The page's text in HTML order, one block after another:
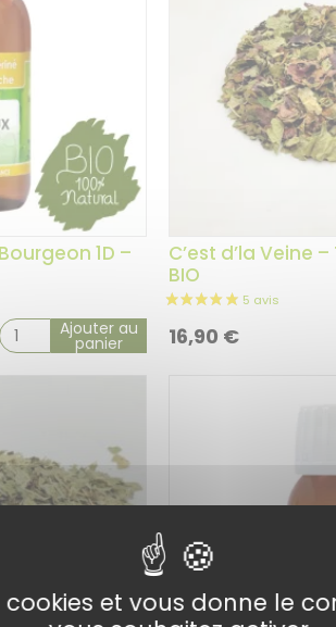
1D –
Ajouter au
panier
C’est d’la Veine
BIO
16,90 €
cookies et vous donne le